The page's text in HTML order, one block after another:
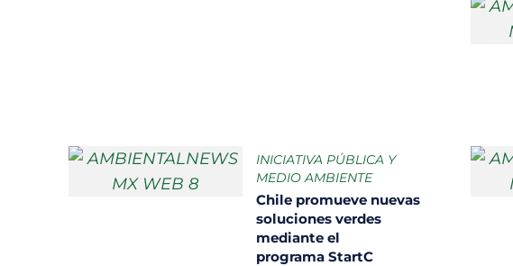
INICIATIVA PÚBLICA Y
MEDIO AMBIENTE
Chile promueve nuevas
soluciones verdes
mediante el
programa StartC